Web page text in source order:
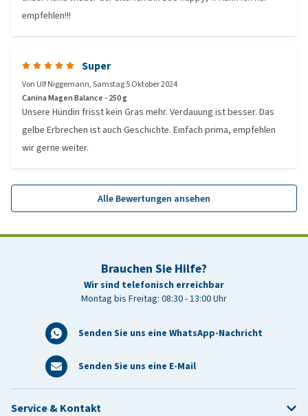
empfehlen!!!
Super
Von Ulf Niggemann,Samstag 5 Oktober 2024
Canina Magen Balance - 250 g
Unsere Hündin frisst kein Gras mehr. Verdauung ist besser. Das
gelbe Erbrechen ist auch Geschichte. Einfach prima, empfehlen
wir gerne weiter.
Alle Bewertungen ansehen
Brauchen Sie Hilfe?
Wir sind telefonisch erreichbar
Montag bis Freitag: 08:30 - 13:00 Uhr
Senden Sie uns eine WhatsApp-Nachricht
Senden Sie uns eine E-Mail
Service & Kontakt